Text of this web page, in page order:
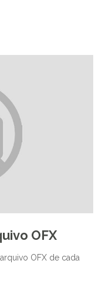
OFX
OFX de cada